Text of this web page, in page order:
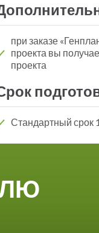
при заказе
проекта вы
проекта
Стандартный срок